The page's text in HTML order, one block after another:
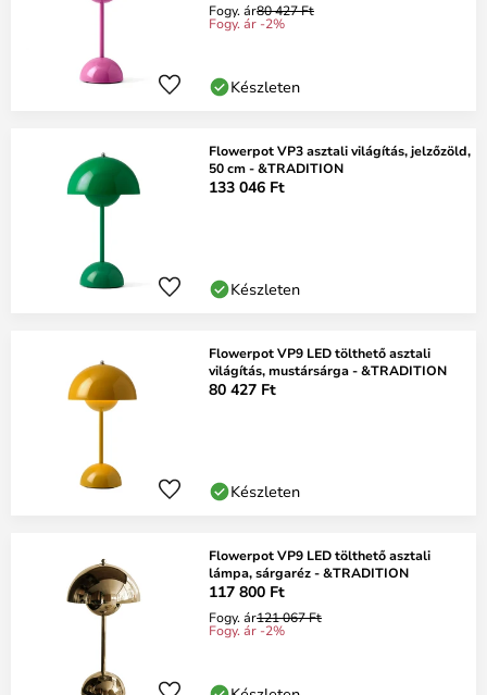
Fogy. ár80 427 Ft
Fogy. ár -2%
Készleten
Flowerpot VP3 asztali világítás, jelzőzöld,
50 cm - &TRADITION
133 046 Ft
Készleten
Flowerpot VP9 LED tölthető asztali
világítás, mustársárga - &TRADITION
80 427 Ft
Készleten
Flowerpot VP9 LED tölthető asztali
lámpa, sárgaréz - &TRADITION
117 800 Ft
Fogy. ár121 067 Ft
Fogy. ár -2%